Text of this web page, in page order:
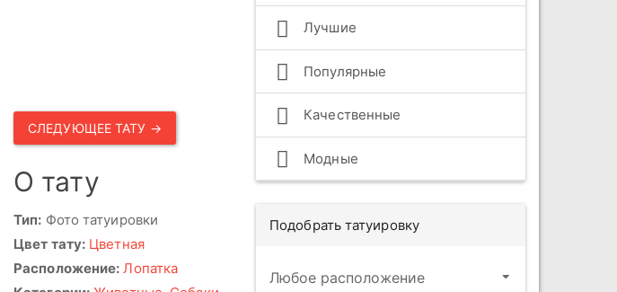
СЛЕДУЮЩЕЕ ТАТУ →
О тату
Тип: Фото татуировки
Цвет тату: Цветная
Расположение: Лопатка
Лучшие
Популярные
Качественные
Модные
Подобрать татуировку